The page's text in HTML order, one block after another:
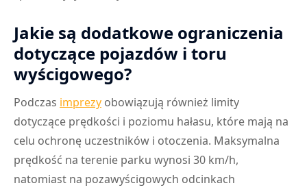
Jakie są dodatkowe ograniczenia
dotyczące pojazdów i toru
wyścigowego?
Podczas imprezy obowiązują również limity
dotyczące prędkości i poziomu hałasu, które mają na
celu ochronę uczestników i otoczenia. Maksymalna
prędkość na terenie parku wynosi 30 km/h,
natomiast na pozawyścigowych odcinkach